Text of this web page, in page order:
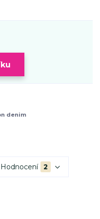
denim
Hodnocení 2